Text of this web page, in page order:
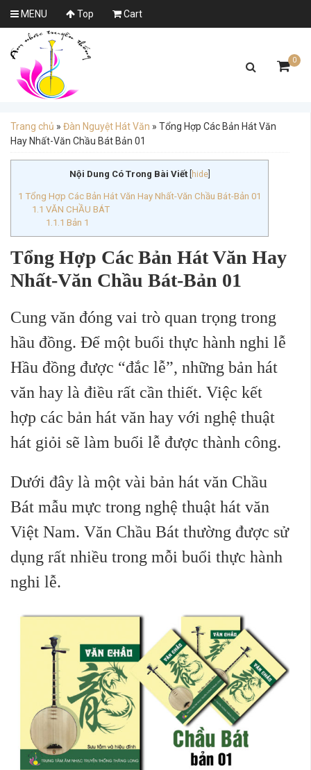
MENU Top Cart
0
Trang chủ » Đàn Nguyệt Hát Văn » Tổng Hợp Các Bản Hát Văn
Hay Nhất-Văn Chầu Bát Bản 01
Nội Dung Có Trong Bài Viết hide]
1 Tổng Hợp Các Bản Hát Văn Hay Nhất-Văn Chầu Bát-Bản 01
1.1 VĂN CHẦU BÁT
1.1.1 Bản 1
Tổng Hợp Các Bản Hát Văn Hay
Nhất-Văn Chầu Bát-Bản 01
Cung văn đóng vai trò quan trọng trong
hầu đồng. Để một buổi thực hành nghi lễ
Hầu đồng được “đắc lễ”, những bản hát
văn hay là điều rất cần thiết. Việc kết
hợp các bản hát văn hay với nghệ thuật
hát giỏi sẽ làm buổi lễ được thành công.
Dưới đây là một vài bản hát văn Chầu
Bát mẫu mực trong nghệ thuật hát văn
Việt Nam. Văn Chầu Bát thường được sử
dụng rất nhiều trong mỗi buổi thực hành
nghi lễ.